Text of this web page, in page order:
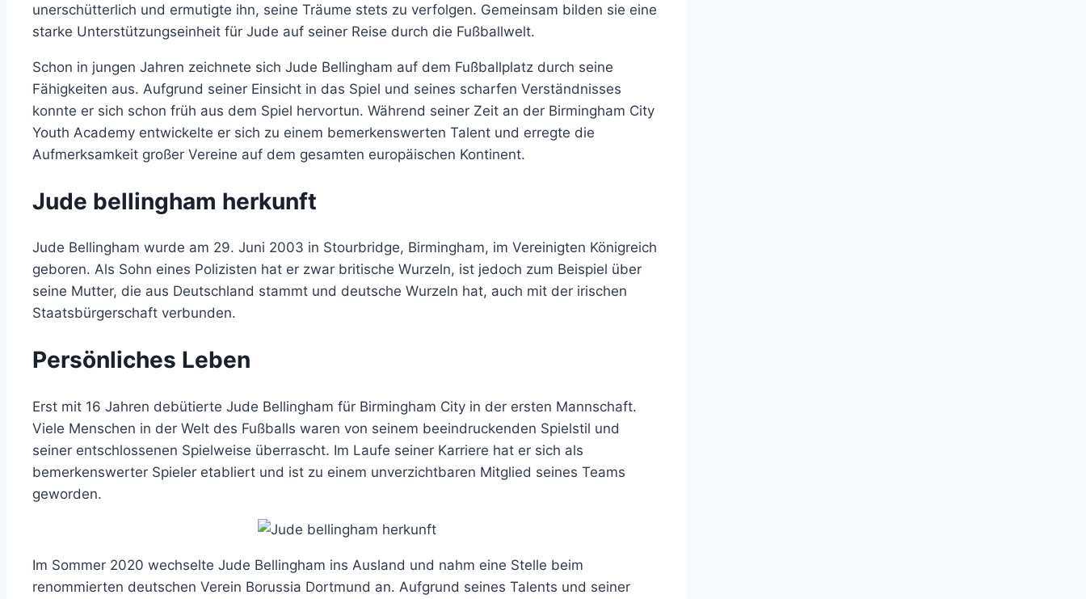
unerschütterlich und ermutigte ihn, seine Träume stets zu verfolgen. Gemeinsam bilden sie eine
starke Unterstützungseinheit für Jude auf seiner Reise durch die Fußballwelt.
Schon in jungen Jahren zeichnete sich Jude Bellingham auf dem Fußballplatz durch seine
Fähigkeiten aus. Aufgrund seiner Einsicht in das Spiel und seines scharfen Verständnisses
konnte er sich schon früh aus dem Spiel hervortun. Während seiner Zeit an der Birmingham City
Youth Academy entwickelte er sich zu einem bemerkenswerten Talent und erregte die
Aufmerksamkeit großer Vereine auf dem gesamten europäischen Kontinent.
Jude bellingham herkunft
Jude Bellingham wurde am 29. Juni 2003 in Stourbridge, Birmingham, im Vereinigten Königreich
geboren. Als Sohn eines Polizisten hat er zwar britische Wurzeln, ist jedoch zum Beispiel über
seine Mutter, die aus Deutschland stammt und deutsche Wurzeln hat, auch mit der irischen
Staatsbürgerschaft verbunden.
Persönliches Leben
Erst mit 16 Jahren debütierte Jude Bellingham für Birmingham City in der ersten Mannschaft.
Viele Menschen in der Welt des Fußballs waren von seinem beeindruckenden Spielstil und
seiner entschlossenen Spielweise überrascht. Im Laufe seiner Karriere hat er sich als
bemerkenswerter Spieler etabliert und ist zu einem unverzichtbaren Mitglied seines Teams
geworden.
Im Sommer 2020 wechselte Jude Bellingham ins Ausland und nahm eine Stelle beim
renommierten deutschen Verein Borussia Dortmund an. Aufgrund seines Talents und seiner